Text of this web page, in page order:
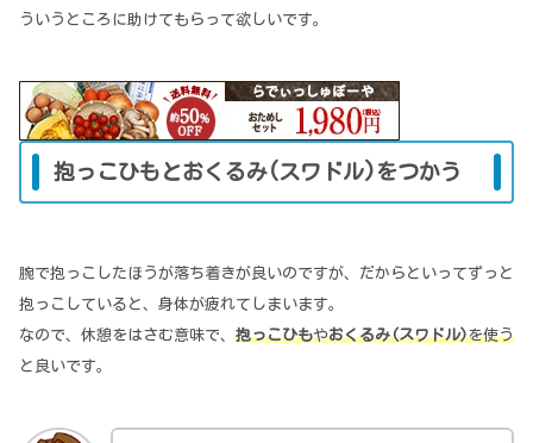
ういうところに助けてもらって欲しいです。
抱っこひもとおくるみ(スワドル)をつかう
腕で抱っこしたほうが落ち着きが良いのですが、だからといってずっと
抱っこしていると、身体が疲れてしまいます。
なので、休憩をはさむ意味で、 抱っこひもやおくるみ(スワドル)を使う
と良いです。